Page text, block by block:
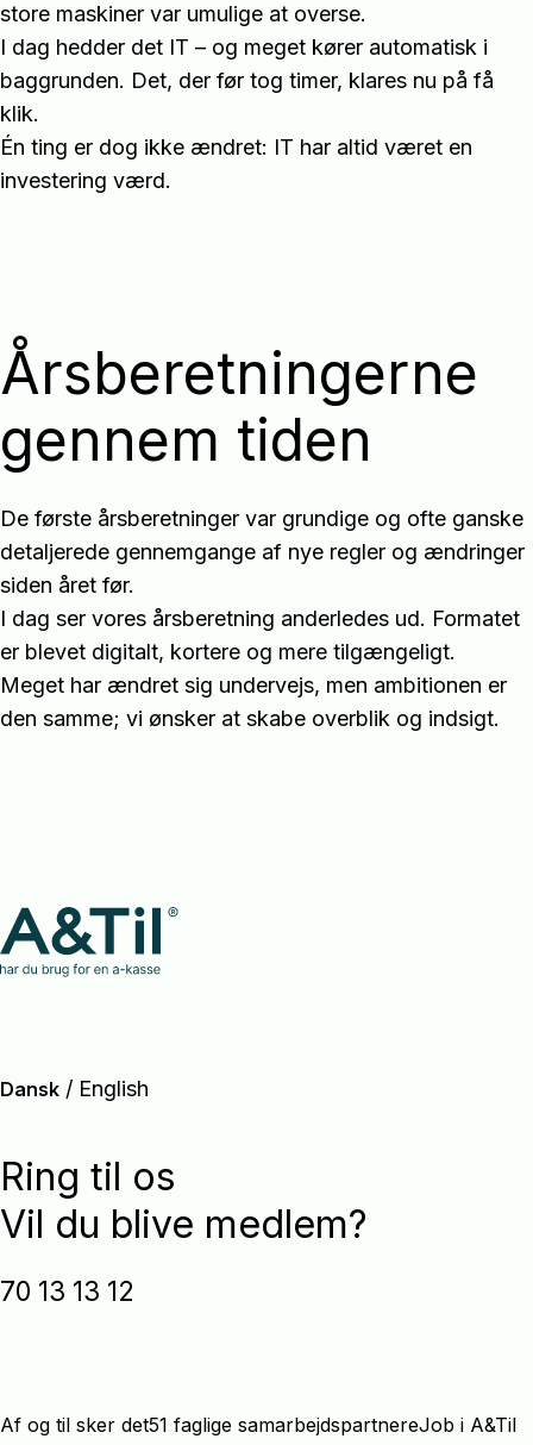
store maskiner var umulige at overse.
I dag hedder det IT – og meget kører automatisk i
baggrunden. Det, der før tog timer, klares nu på få
klik.
Én ting er dog ikke ændret: IT har altid været en
investering værd.
Årsberetningerne
gennem tiden
De første årsberetninger var grundige og ofte ganske
detaljerede gennemgange af nye regler og ændringer
siden året før.
I dag ser vores årsberetning anderledes ud. Formatet
er blevet digitalt, kortere og mere tilgængeligt.
Meget har ændret sig undervejs, men ambitionen er
den samme; vi ønsker at skabe overblik og indsigt.
Dansk / English
Ring til os
Vil du blive medlem?
70 13 13 12
Af og til sker det51 faglige samarbejdspartnereJob i A&Til